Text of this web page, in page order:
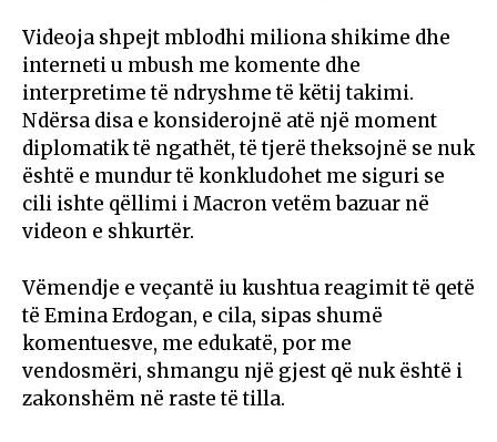
Videoja shpejt mblodhi miliona shikime dhe
interneti u mbush me komente dhe
interpretime të ndryshme të këtij takimi.
Ndërsa disa e konsiderojnë atë një moment
diplomatik të ngathët, të tjerë theksojnë se nuk
është e mundur të konkludohet me siguri se
cili ishte qëllimi i Macron vetëm bazuar në
videon e shkurtër.
Vëmendje e veçantë iu kushtua reagimit të qetë
të Emina Erdogan, e cila, sipas shumë
komentuesve, me edukatë, por me
vendosmëri, shmangu një gjest që nuk është i
zakonshëm në raste të tilla.